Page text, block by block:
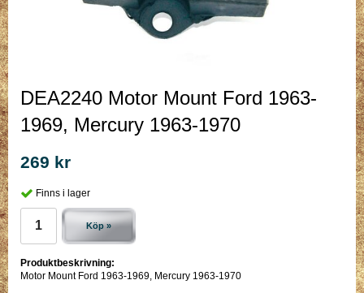
DEA2240 Motor Mount Ford 1963-
1969, Mercury 1963-1970
269 kr
Finns i lager
Köp »
Produktbeskrivning:
Motor Mount Ford 1963-1969, Mercury 1963-1970